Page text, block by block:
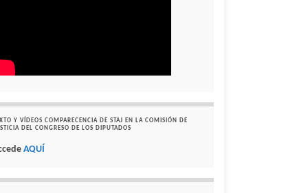
Y VÍDEOS COMPARECENCIA DE STAJ EN LA COMISIÓN DE
DEL CONGRESO DE LOS DIPUTADOS
AQUÍ